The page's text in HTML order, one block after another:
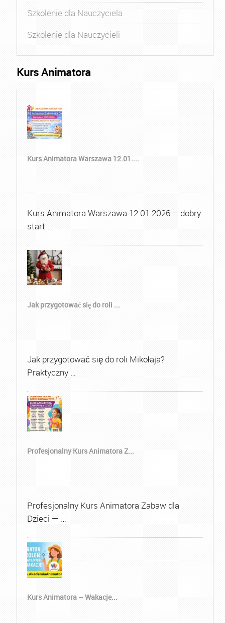
Szkolenie dla Nauczyciela
Szkolenie dla Nauczycieli
Kurs Animatora
Kurs Animatora Warszawa 12.01....
Kurs Animatora Warszawa 12.01.2026 – dobry
start …
Jak przygotować się do roli ...
Jak przygotować się do roli Mikołaja?
Praktyczny …
Profesjonalny Kurs Animatora Z...
Profesjonalny Kurs Animatora Zabaw dla
Dzieci — …
Kurs Animatora – Wakacje...